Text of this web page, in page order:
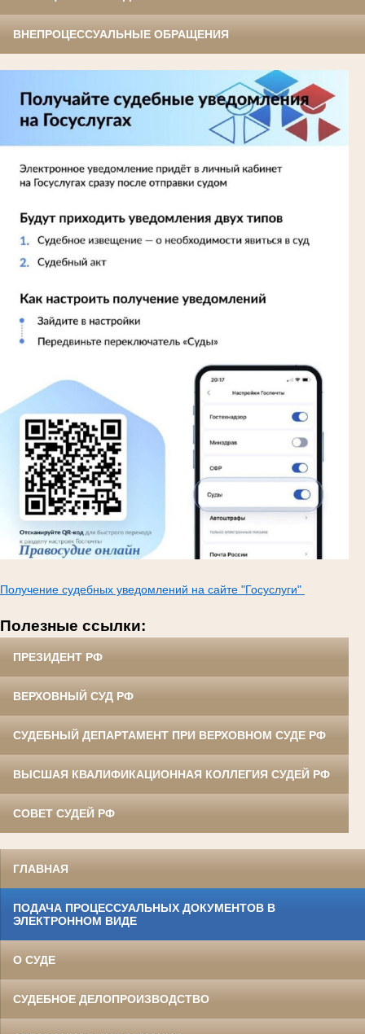
ВНЕПРОЦЕССУАЛЬНЫЕ ОБРАЩЕНИЯ
Получение судебных уведомлений на сайте "Госуслуги"
Полезные ссылки:
ПРЕЗИДЕНТ РФ
ВЕРХОВНЫЙ СУД РФ
СУДЕБНЫЙ ДЕПАРТАМЕНТ ПРИ ВЕРХОВНОМ СУДЕ РФ
ВЫСШАЯ КВАЛИФИКАЦИОННАЯ КОЛЛЕГИЯ СУДЕЙ РФ
СОВЕТ СУДЕЙ РФ
ГЛАВНАЯ
ПОДАЧА ПРОЦЕССУАЛЬНЫХ ДОКУМЕНТОВ В
ЭЛЕКТРОННОМ ВИДЕ
О СУДЕ
СУДЕБНОЕ ДЕЛОПРОИЗВОДСТВО